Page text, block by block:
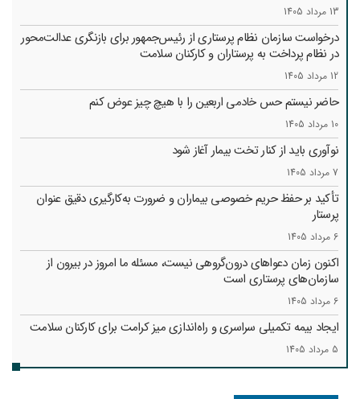
13 مرداد 1405
درخواست سازمان نظام پرستاری از رئیس‌جمهور برای بازنگری عدالت‌محور
در نظام پرداخت به پرستاران و کارکنان سلامت
12 مرداد 1405
حاضر نیستم حس خادمی اربعین را با هیچ چیز عوض کنم
10 مرداد 1405
نوآوری باید از کنار تخت بیمار آغاز شود
7 مرداد 1405
تأکید بر حفظ حریم خصوصی بیماران و ضرورت به‌کارگیری دقیق عنوان
پرستار
6 مرداد 1405
اکنون زمان دعواهای درون‌گروهی نیست، مسئله ما امروز در بیرون از
سازمان‌های پرستاری است
6 مرداد 1405
ایجاد بیمه تکمیلی سراسری و راه‌اندازی میز کرامت برای کارکنان سلامت
5 مرداد 1405